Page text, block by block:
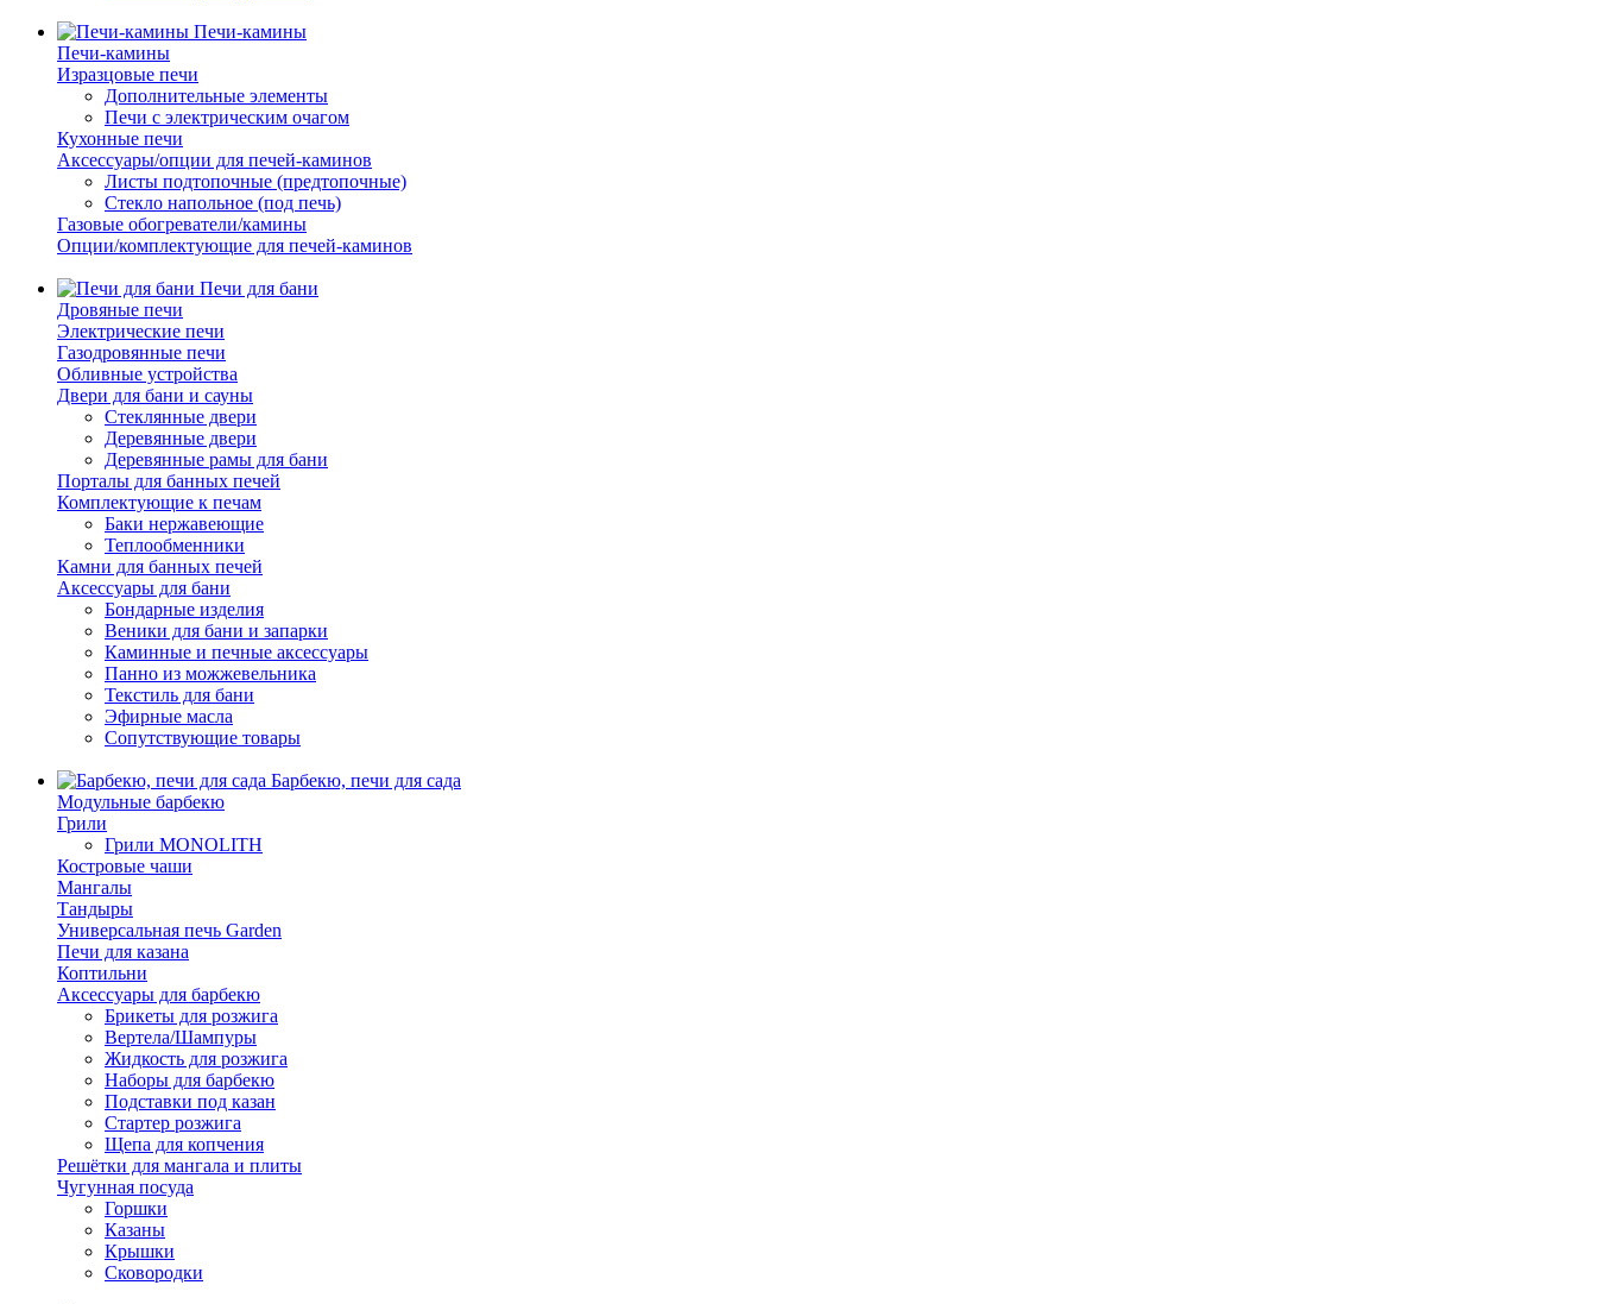
Печи-камины
Печи-камины
Изразцовые печи
Дополнительные элементы
Печи с электрическим очагом
Кухонные печи
Аксессуары/опции для печей-каминов
Листы подтопочные (предтопочные)
Стекло напольное (под печь)
Газовые обогреватели/камины
Опции/комплектующие для печей-каминов
Печи для бани
Дровяные печи
Электрические печи
Газодровянные печи
Обливные устройства
Двери для бани и сауны
Стеклянные двери
Деревянные двери
Деревянные рамы для бани
Порталы для банных печей
Комплектующие к печам
Баки нержавеющие
Теплообменники
Камни для банных печей
Аксессуары для бани
Бондарные изделия
Веники для бани и запарки
Каминные и печные аксессуары
Панно из можжевельника
Текстиль для бани
Эфирные масла
Сопутствующие товары
Барбекю, печи для сада
Модульные барбекю
Грили
Грили MONOLITH
Костровые чаши
Мангалы
Тандыры
Универсальная печь Garden
Печи для казана
Коптильни
Аксессуары для барбекю
Брикеты для розжига
Вертела/Шампуры
Жидкость для розжига
Наборы для барбекю
Подставки под казан
Стартер розжига
Щепа для копчения
Решётки для мангала и плиты
Чугунная посуда
Горшки
Казаны
Крышки
Сковородки